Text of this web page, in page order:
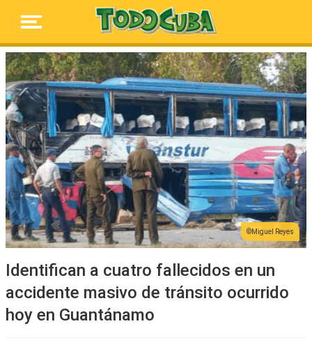
Miguel Reyes
Identifican a cuatro fallecidos en un
accidente masivo de tránsito ocurrido
hoy en Guantánamo